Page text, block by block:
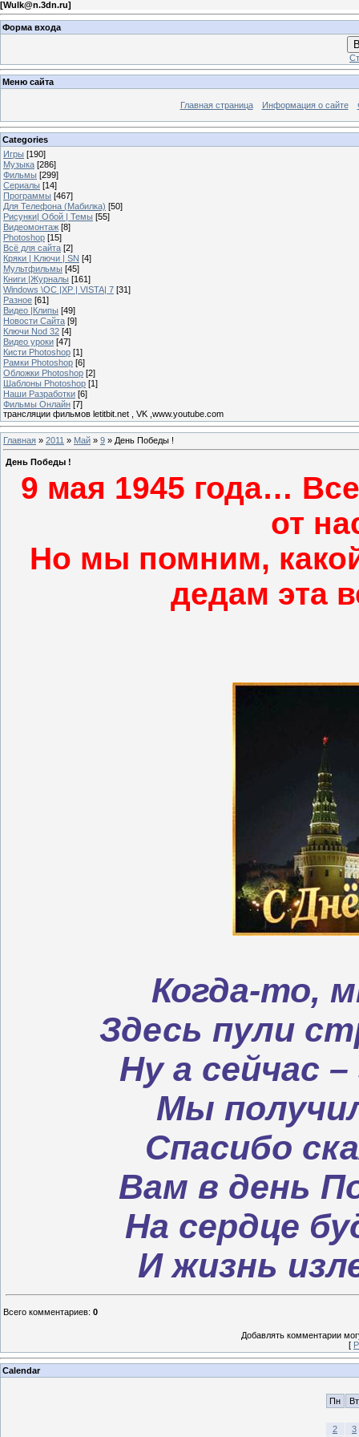
[Wulk@n.3dn.ru]
Форма входа
Меню сайта
Главная страница Информация о сайте
Categories
Игры [190]
Музыка [286]
Фильмы [299]
Сериалы [14]
Программы [467]
Для Телефона (Мабилка) [50]
Рисунки| Обой | Темы [55]
Видеомонтаж [8]
Photoshop [15]
Всё для сайта [2]
Кряки | Kлючи | SN [4]
Мультфильмы [45]
Книги |Журналы [161]
Windows \OC |XP | VISTA| 7 [31]
Разное [61]
Видео |Клипы [49]
Новости Сайта [9]
Ключи Nod 32 [4]
Видео уроки [47]
Кисти Photoshop [1]
Рамки Photoshop [6]
Обложки Photoshop [2]
Шаблоны Photoshop [1]
Наши Разработки [6]
Фильмы Онлайн [7]
трансляции фильмов letitbit.net , VK ,www.youtube.com
Главная » 2011 » Май » 9 » День Победы !
День Победы !
9 мая 1945 года…
от
Но мы помним,
дедам эта
Когда-то,
Здесь пули
Ну а сейчас
Мы
Спасибо
Вам в день
На сердце
И жизнь
Всего комментариев: 0
Добавлять комментарии
[
Calendar
Пн Вт
2 3